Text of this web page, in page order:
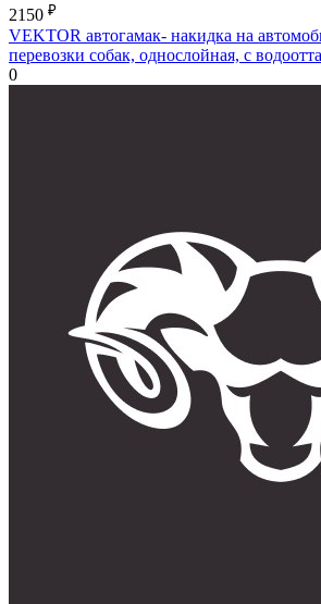
2150 ₽
VEKTOR автогамак- накидка на
перевозки собак, однослойная, с
0